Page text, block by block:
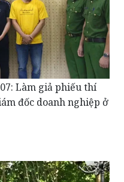
Làm giả phiếu thí
đốc doanh nghiệp ở